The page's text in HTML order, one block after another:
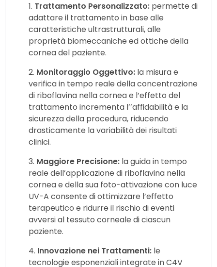
Trattamento Personalizzato: permette di
adattare il trattamento in base alle
caratteristiche ultrastrutturali, alle
proprietà biomeccaniche ed ottiche della
cornea del paziente.
Monitoraggio Oggettivo: la misura e
verifica in tempo reale della concentrazione
di riboflavina nella cornea e l’effetto del
trattamento incrementa l’’affidabilità e la
sicurezza della procedura, riducendo
drasticamente la variabilità dei risultati
clinici.
Maggiore Precisione: la guida in tempo
reale dell’applicazione di riboflavina nella
cornea e della sua foto-attivazione con luce
UV-A consente di ottimizzare l’effetto
terapeutico e ridurre il rischio di eventi
avversi al tessuto corneale di ciascun
paziente.
Innovazione nei Trattamenti: le
tecnologie esponenziali integrate in C4V